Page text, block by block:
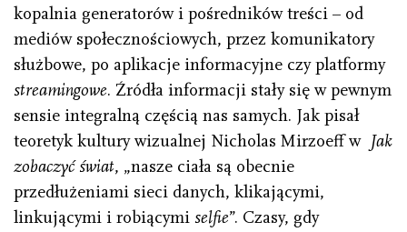
kopalnia generatorów i pośredników treści – od
mediów społecznościowych, przez komunikatory
służbowe, po aplikacje informacyjne czy platformy
streamingowe. Źródła informacji stały się w pewnym
sensie integralną częścią nas samych. Jak pisał
teoretyk kultury wizualnej Nicholas Mirzoeff w Jak
zobaczyć świat, „nasze ciała są obecnie
przedłużeniami sieci danych, klikającymi,
linkującymi i robiącymi selfie”. Czasy, gdy